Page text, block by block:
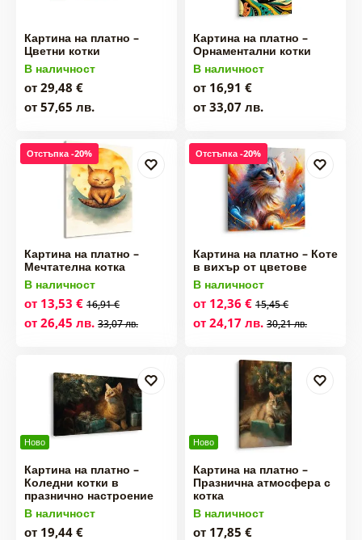
Картина на платно –
Цветни котки
В наличност
от 29,48 €
от 57,65 лв.
Картина на платно –
Орнаментални котки
В наличност
от 16,91 €
от 33,07 лв.
Отстъпка -20%
Картина на платно –
Мечтателна котка
В наличност
от 13,53 € 16,91 €
от 26,45 лв. 33,07 лв.
Отстъпка -20%
Картина на платно – Коте
в вихър от цветове
В наличност
от 12,36 € 15,45 €
от 24,17 лв. 30,21 лв.
Ново
Картина на платно –
Коледни котки в
празнично настроение
В наличност
от 19,44 €
Ново
Картина на платно –
Празнична атмосфера с
котка
В наличност
от 17,85 €